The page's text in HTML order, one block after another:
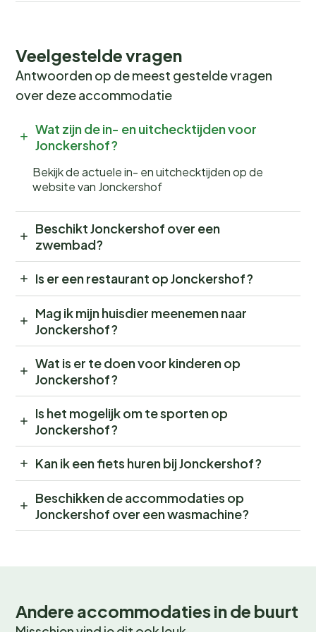
Veelgestelde vragen
Antwoorden op de meest gestelde vragen
over deze accommodatie
Wat zijn de in- en uitchecktijden voor
Jonckershof?
Bekijk de actuele in- en uitchecktijden op de
website van Jonckershof
Beschikt Jonckershof over een
zwembad?
Is er een restaurant op Jonckershof?
Mag ik mijn huisdier meenemen naar
Jonckershof?
Wat is er te doen voor kinderen op
Jonckershof?
Is het mogelijk om te sporten op
Jonckershof?
Kan ik een fiets huren bij Jonckershof?
Beschikken de accommodaties op
Jonckershof over een wasmachine?
Andere accommodaties in de buurt